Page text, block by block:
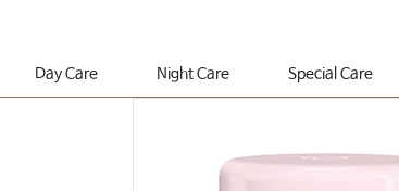
Day Care Night Care Special Care